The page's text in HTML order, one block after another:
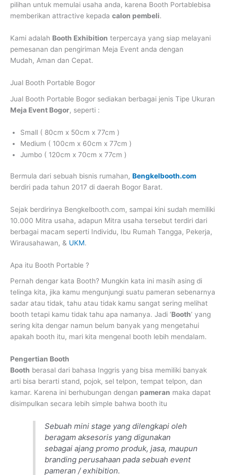
pilihan untuk memulai usaha anda, karena Booth Portablebisa
memberikan attractive kepada calon pembeli.
Kami adalah Booth Exhibition terpercaya yang siap melayani
pemesanan dan pengiriman Meja Event anda dengan
Mudah, Aman dan Cepat.
Jual Booth Portable Bogor
Jual Booth Portable Bogor sediakan berbagai jenis Tipe Ukuran
Meja Event Bogor, seperti :
Small ( 80cm x 50cm x 77cm )
Medium ( 100cm x 60cm x 77cm )
Jumbo ( 120cm x 70cm x 77cm )
Bermula dari sebuah bisnis rumahan, Bengkelbooth.com
berdiri pada tahun 2017 di daerah Bogor Barat.
Sejak berdirinya Bengkelbooth.com, sampai kini sudah memiliki
10.000 Mitra usaha, adapun Mitra usaha tersebut terdiri dari
berbagai macam seperti Individu, Ibu Rumah Tangga, Pekerja,
Wirausahawan, & UKM.
Apa itu Booth Portable ?
Pernah dengar kata Booth? Mungkin kata ini masih asing di
telinga kita, jika kamu mengunjungi suatu pameran sebenarnya
sadar atau tidak, tahu atau tidak kamu sangat sering melihat
booth tetapi kamu tidak tahu apa namanya. Jadi ‘Booth’ yang
sering kita dengar namun belum banyak yang mengetahui
apakah booth itu, mari kita mengenal booth lebih mendalam.
Pengertian Booth
Booth berasal dari bahasa Inggris yang bisa memiliki banyak
arti bisa berarti stand, pojok, sel telpon, tempat telpon, dan
kamar. Karena ini berhubungan dengan pameran maka dapat
disimpulkan secara lebih simple bahwa booth itu
Sebuah mini stage yang dilengkapi oleh
beragam aksesoris yang digunakan
sebagai ajang promo produk, jasa, maupun
branding perusahaan pada sebuah event
pameran / exhibition.